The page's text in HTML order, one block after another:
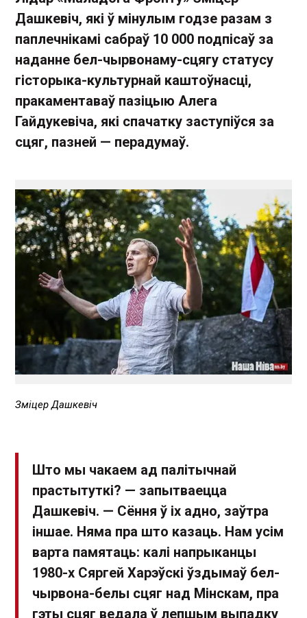
Дашкевіч, які ў мінулым годзе разам з
паплечнікамі сабраў 10 000 подпісаў за
наданне бел-чырвонаму-сцягу статусу
гісторыка-культурнай каштоўнасці,
пракаментаваў пазіцыю Алега
Гайдукевіча, які спачатку заступіўся за
сцяг, пазней — перадумаў.
Зміцер Дашкевіч
Што мы чакаем ад палітычнай
прастытуткі? — запытваецца
Дашкевіч. — Сёння ў іх адно, заўтра
іншае. Няма пра што казаць. Нам усім
варта памятаць: калі напрыканцы
1980-х Сяргей Харэўскі ўздымаў бел-
чырвона-белы сцяг над Мінскам, пра
гэты сцяг ведала ў лепшым выпадку